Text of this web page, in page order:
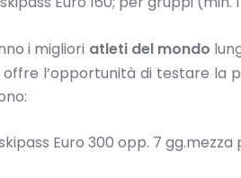
i migliori atleti del mondo
offre l’opportunità di testare
Euro 300 opp. 7